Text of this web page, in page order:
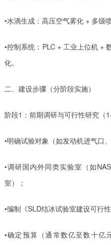
•水滴生成：高压空气雾化 + 多级
•控制系统：PLC + 工业上位机 +
化。
二、建设步骤（分阶段实施）
阶段1：前期调研与可行性研究（
•明确试验对象（如发动机进气口
•调研国内外同类实验室（如
室）；
•编制《SLD结冰试验室建设可行
•确定预算（通常数亿至数十亿